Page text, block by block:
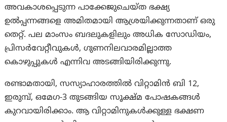
അവകാശപ്പെടുന്ന പാക്കേജുചെയ്ത ഭക്ഷ്യ
ഉൽപ്പന്നങ്ങളെ അമിതമായി ആശ്രയിക്കുന്നതാണ് ഒരു
തെറ്റ്. പല മാംസം ബദലുകളിലും അധിക സോഡിയം,
പ്രിസർവേറ്റീവുകൾ, ഗുണനിലവാരമില്ലാത്ത
കൊഴുപ്പുകൾ എന്നിവ അടങ്ങിയിരിക്കുന്നു.
രണ്ടാമതായി, സസ്യാഹാരത്തിൽ വിറ്റാമിൻ ബി 12,
ഇരുമ്പ്, ഒമേഗ-3 തുടങ്ങിയ സൂക്ഷ്മ പോഷകങ്ങൾ
കുറവായിരിക്കാം. ആ വിറ്റാമിനുകൾക്കുള്ള ഭക്ഷണ